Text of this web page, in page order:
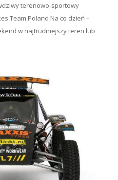
terenowo-sportowy
Team Poland Na co dzień –
w najtrudniejszy teren lub